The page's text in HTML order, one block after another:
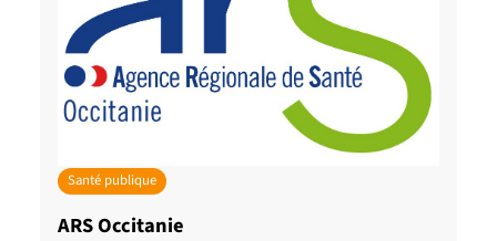
Santé publique
ARS Occitanie